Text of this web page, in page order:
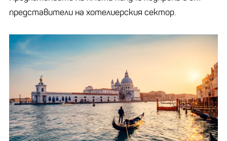
представители на хотелиерския сектор.